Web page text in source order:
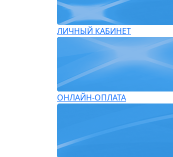
ЛИЧНЫЙ КАБИНЕТ
ОНЛАЙН-ОПЛАТА